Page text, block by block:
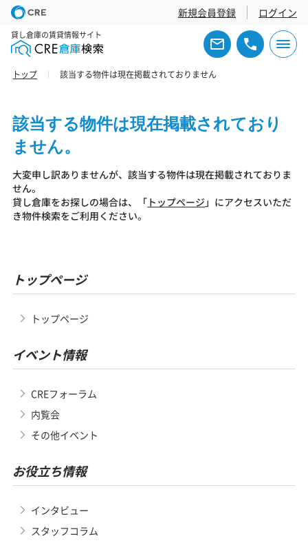
新規会員登録 ログイン
貸し倉庫の賃貸情報サイト
トップ 該当する物件は現在掲載されておりません
該当する物件は現在掲載されており
ません。
大変申し訳ありませんが、該当する物件は現在掲載されておりま
せん。
貸し倉庫をお探しの場合は、「 トップページ 」にアクセスいただ
き物件検索をご利用ください。
トップページ
トップページ
イベント情報
CREフォーラム
内覧会
その他イベント
お役立ち情報
インタビュー
スタッフコラム